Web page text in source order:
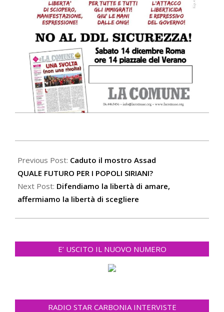
12-
10
Previous Post: Caduto il mostro Assad
QUALE FUTURO PER I POPOLI SIRIANI?
Next Post: Difendiamo la libertà di amare,
affermiamo la libertà di scegliere
E’ USCITO IL NUOVO NUMERO
RADIO STAR CARBONIA INTERVISTE